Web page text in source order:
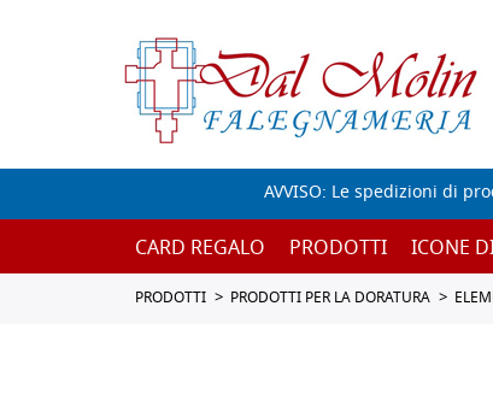
AVVISO: Le spedizioni di
CARD REGALO PRODOTTI ICONE
PRODOTTI PRODOTTI PER LA DORATURA